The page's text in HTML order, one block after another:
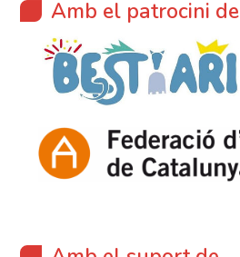
Amb el patrocini de